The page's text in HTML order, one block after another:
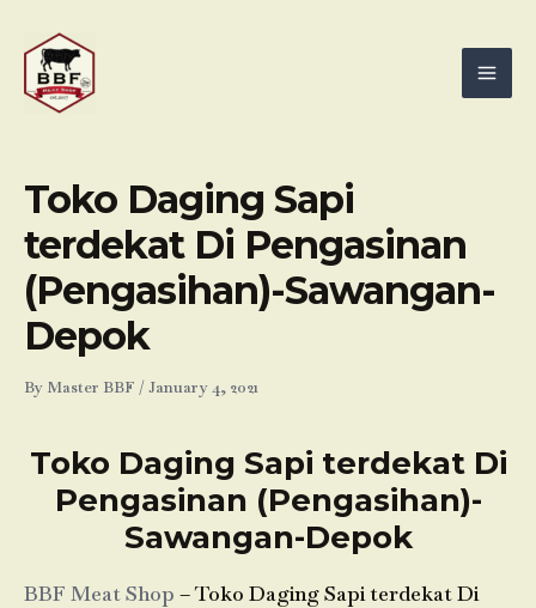
content
Toko Daging Sapi
terdekat Di Pengasinan
(Pengasihan)-Sawangan-
Depok
By Master BBF /January 4, 2021
Toko Daging Sapi terdekat Di
Pengasinan (Pengasihan)-
Sawangan-Depok
BBF Meat Shop – Toko Daging Sapi terdekat Di